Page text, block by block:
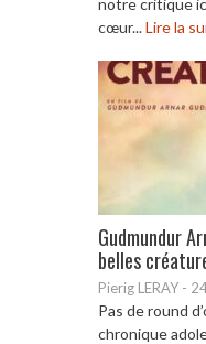
notre critique
cœur...Lire la
Gudmundur
belles
Pierig LERAY -
Pas de round
chronique